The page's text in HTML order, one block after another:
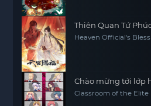
Thiên Quan Tứ
Heaven Official's
Chào mừng tới lớp
Classroom of the Elite